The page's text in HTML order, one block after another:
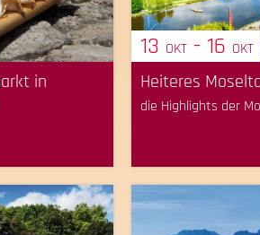
in
13 OKT- 16 OKT
Heiteres
die Highlights der